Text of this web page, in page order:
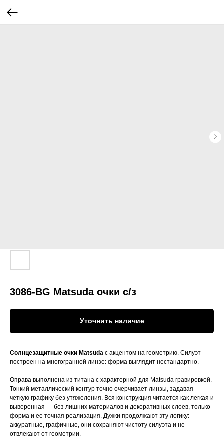
3086-BG Matsuda очки с/з
Уточнить наличие
Солнцезащитные очки Matsuda с акцентом на геометрию. Силуэт
построен на многогранной линзе: форма выглядит нестандартно.
Оправа выполнена из титана с характерной для Matsuda гравировкой.
Тонкий металлический контур точно очерчивает линзы, задавая
четкую графику без утяжеления. Вся конструкция читается как легкая и
выверенная — без лишних материалов и декоративных слоев, только
форма и ее точная реализация. Дужки продолжают эту логику:
аккуратные, графичные, они сохраняют чистоту силуэта и не
отвлекают от геометрии.